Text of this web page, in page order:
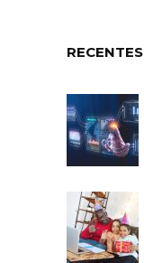
RECENTES